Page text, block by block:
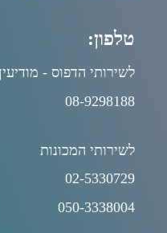
טלפון:
לשירותי הדפוס -
08-9298188
לשירותי המכונות
02-5330729
050-3338004